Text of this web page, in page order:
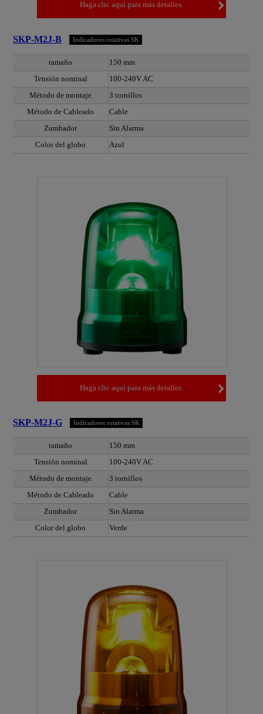
Haga clic aquí para más detalles.
SKP-M2J-B Indicadores rotativas SK
tamaño
150 mm
Tensión nominal
100-240V AC
Método de montaje
3 tornillos
Método de Cableado
Cable
Zumbador
Sin Alarma
Color del globo
Azul
Haga clic aquí para más detalles.
SKP-M2J-G Indicadores rotativas SK
tamaño
150 mm
Tensión nominal
100-240V AC
Método de montaje
3 tornillos
Método de Cableado
Cable
Zumbador
Sin Alarma
Color del globo
Verde